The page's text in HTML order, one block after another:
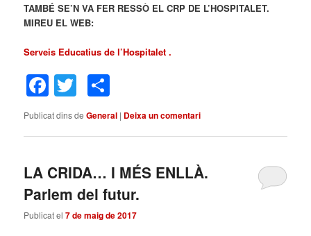
TAMBÉ SE’N VA FER RESSÒ EL CRP DE L’HOSPITALET.
MIREU EL WEB:
Serveis Educatius de l’Hospitalet .
Facebook
Twitter
Publicat dins de General | Deixa un comentari
LA CRIDA… I MÉS ENLLÀ.
Parlem del futur.
Publicat el7 de maig de 2017